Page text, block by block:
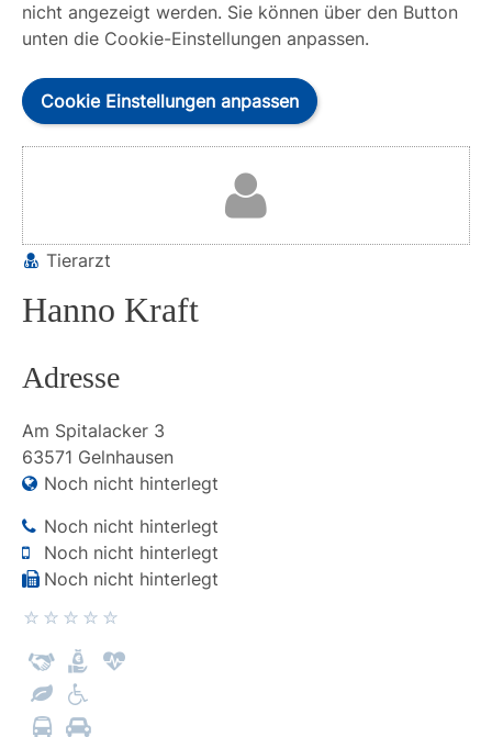
nicht angezeigt werden. Sie können über den Button
unten die Cookie-Einstellungen anpassen.
Cookie Einstellungen anpassen
Tierarzt
Hanno Kraft
Adresse
Am Spitalacker 3
63571 Gelnhausen
Noch nicht hinterlegt
Noch nicht hinterlegt
Noch nicht hinterlegt
Noch nicht hinterlegt